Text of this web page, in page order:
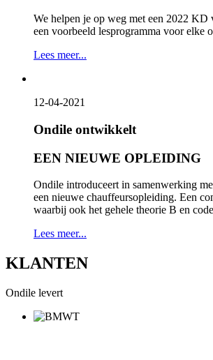
We helpen je op weg met een 2022 KD
een voorbeeld lesprogramma voor elke
Lees meer...
12-04-2021
Ondile ontwikkelt
EEN NIEUWE OPLEIDING
Ondile introduceert in samenwerking
een nieuwe chauffeursopleiding. Een
waarbij ook het gehele theorie B en
Lees meer...
KLANTEN
Ondile levert